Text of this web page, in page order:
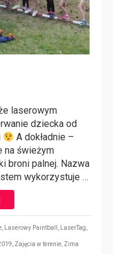
laserowym
dziecka od
A dokładnie –
na świeżym
broni palnej. Nazwa
wykorzystuje …
Laserowy Paintball LaserTag
Zajęcia w terenie Zima